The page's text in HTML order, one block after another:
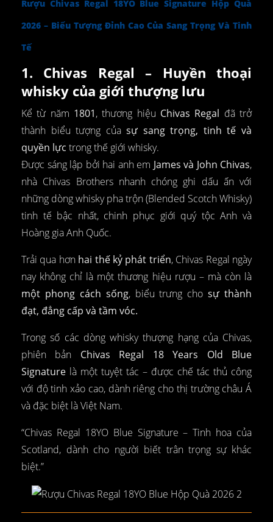
Rượu Chivas Regal 18YO Blue Signature Hộp Quà
2026 – Biểu Tượng Đỉnh Cao Của Sang Trọng Và Tinh
Tế
1. Chivas Regal – Huyền thoại
whisky của giới thượng lưu
Kể từ năm 1801, thương hiệu Chivas Regal đã trở
thành biểu tượng củasự sang trọng, tinh tế và
quyền lực trong thế giới whisky.
Được sáng lập bởi hai anh em James và John Chivas,
nhà Chivas Brothers nhanh chóng ghi dấu ấn với
những dòng whisky pha trộn (Blended Scotch Whisky)
tinh tế bậc nhất, chinh phục giới quý tộc Anh và
Hoàng gia Anh Quốc.
Trải qua hơn hai thế kỷ phát triển, Chivas Regal ngày
nay không chỉ là một thương hiệu rượu – mà còn là
một phong cách sống, biểu trưng chosự thành
đạt, đẳng cấp và tầm vóc.
Trong số các dòng whisky thượng hạng của Chivas,
phiên bản Chivas Regal 18 Years Old Blue
Signature là một tuyệt tác – được chế tác thủ công
với độ tinh xảo cao, dành riêng cho thị trường châu Á
và đặc biệt là Việt Nam.
“Chivas Regal 18YO Blue Signature – Tinh hoa của
Scotland, dành cho người biết trân trọng sự khác
biệt.”